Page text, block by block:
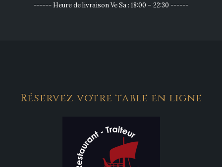
------ Heure de livraison Ve Sa : 18:00 – 22:30 ------
Réservez votre table en ligne